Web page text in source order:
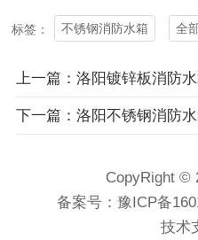
标签： 不锈钢消防水箱 全
上一篇：洛阳镀锌板消防
下一篇：洛阳不锈钢消防
CopyRight ©
备案号：豫ICP备
技术